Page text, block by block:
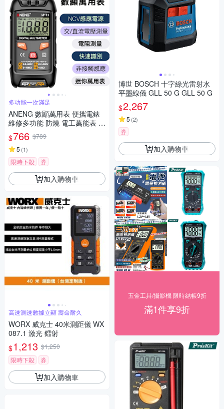
多功能一次滿足
ANENG 數顯萬用表 便攜電錶
維修多功能 防燒 電工萬能表 數
顯 萬用數字表 自動電表 DIY必
備
$766 $789
5 (1)
限時下殺 券
加入購物車
高速測速數據立顯 壽命耐久
WORX 威克士 40米測距儀 WX
087.1 激光 鐳射
$1,213 $1,250
限時下殺
券
加入購物車
博世 BOSCH 十字綠光雷射水
平墨線儀 GLL 50 G GLL 50 G
$2,267
5 (2)
券
加入購物車
五金工具/攝影機 限時結帳9折
滿1件享9折